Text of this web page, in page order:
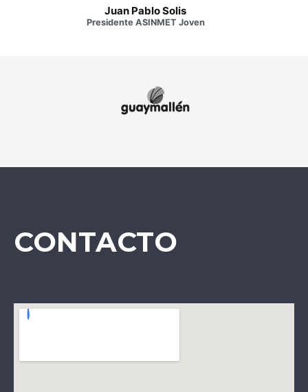
Juan Pablo Solis
Presidente ASINMET Joven
CONTACTO